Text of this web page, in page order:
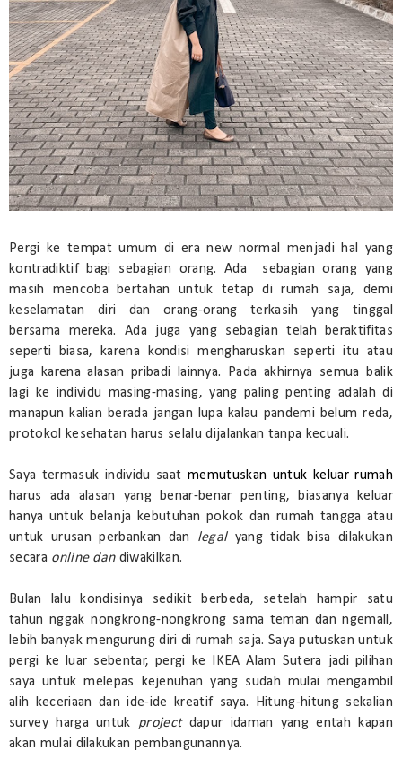
Pergi ke tempat umum di era new normal menjadi hal yang
kontradiktif bagi sebagian orang. Ada sebagian orang yang
masih mencoba bertahan untuk tetap di rumah saja, demi
keselamatan diri dan orang-orang terkasih yang tinggal
bersama mereka. Ada juga yang sebagian telah beraktifitas
seperti biasa, karena kondisi mengharuskan seperti itu atau
juga karena alasan pribadi lainnya. Pada akhirnya semua balik
lagi ke individu masing-masing, yang paling penting adalah di
manapun kalian berada jangan lupa kalau pandemi belum reda,
protokol kesehatan harus selalu dijalankan tanpa kecuali.
Saya termasuk individu saat memutuskan untuk keluar rumah
harus ada alasan yang benar-benar penting, biasanya keluar
hanya untuk belanja kebutuhan pokok dan rumah tangga atau
untuk urusan perbankan dan legal yang tidak bisa dilakukan
secara online dandiwakilkan.
Bulan lalu kondisinya sedikit berbeda, setelah hampir satu
tahun nggak nongkrong-nongkrong sama teman dan ngemall,
lebih banyak mengurung diri di rumah saja. Saya putuskan untuk
pergi ke luar sebentar, pergi ke IKEA Alam Sutera jadi pilihan
saya untuk melepas kejenuhan yang sudah mulai mengambil
alih keceriaan dan ide-ide kreatif saya. Hitung-hitung sekalian
survey harga untuk projectdapur idaman yang entah kapan
akan mulai dilakukan pembangunannya.